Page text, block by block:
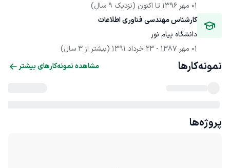
01 مهر 1396
تا اکنون (نزدیک 9 سال)
کارشناس مهندسی فناوری اطلاعات
دانشگاه پیام نور
01 مهر 1387
- 23 خرداد 1391 (بیشتر از 3 سال)
نمونه‌کارها مشاهده نمونه‌کارهای بیشتر
پروژه‌ها